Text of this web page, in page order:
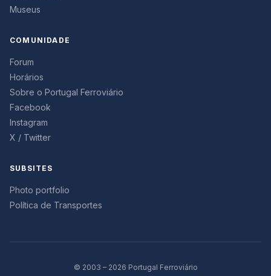
Museus
COMUNIDADE
Forum
Horários
Sobre o Portugal Ferroviário
Facebook
Instagram
X / Twitter
SUBSITES
Photo portfolio
Política de Transportes
© 2003 – 2026 Portugal Ferroviário